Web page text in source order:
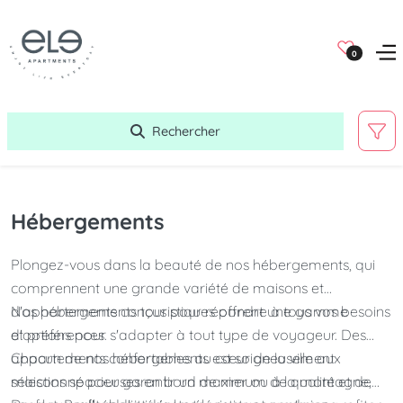
0
Rechercher
Hébergements
Plongez-vous dans la beauté de nos hébergements, qui
comprennent une grande variété de maisons et
d'appartements conçus pour répondre à tous vos besoins
et préférences.
Nos hébergements touristiques offrent une gamme
d'options pour s'adapter à tout type de voyageur. Des
appartements confortables au cœur de la ville aux
maisons spacieuses en bord de mer ou à la montagne,
Chacun de nos hébergements est soigneusement
sélectionné pour garantir un maximum de qualité et de